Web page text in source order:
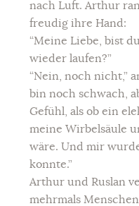
nach Luft. Arthur
freudig ihre Hand:
“Meine Liebe, bist
wieder laufen?”
“Nein, noch nicht,”
bin noch schwach,
Gefühl, als ob ein
meine Wirbelsäule
wäre. Und mir
konnte.”
Arthur und Ruslan
mehrmals